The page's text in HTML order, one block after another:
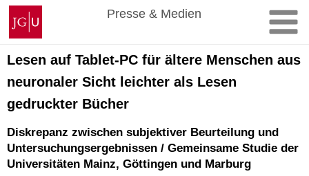
Zum
Inhalt
springen
Johannes
Gutenberg-
Universität
Mainz
Presse & Medien
Lesen auf Tablet-PC für ältere Menschen aus
neuronaler Sicht leichter als Lesen
gedruckter Bücher
Diskrepanz zwischen subjektiver Beurteilung und
Untersuchungsergebnissen / Gemeinsame Studie der
Universitäten Mainz, Göttingen und Marburg